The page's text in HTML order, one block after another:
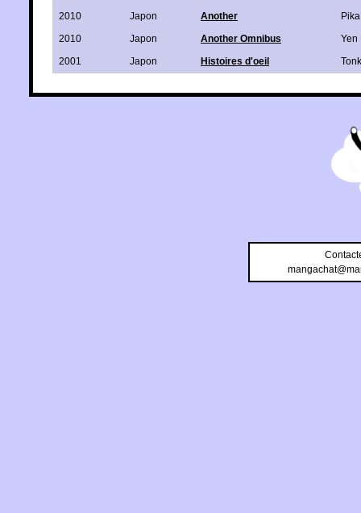
2010
Japon Another
Pika
2010
Japon Another Omnibus
Yen
2001
Japon Histoires d'oeil